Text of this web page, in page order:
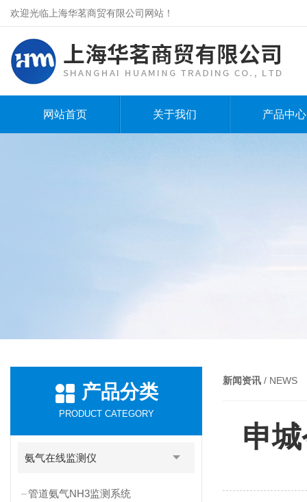
欢迎光临上海华茗商贸有限公司网站！
网站首页 关于我们 产品中心
产品分类
PRODUCT CATEGORY
氨气在线监测仪
管道氨气NH3监测系统
新闻资讯 / NEWS
申